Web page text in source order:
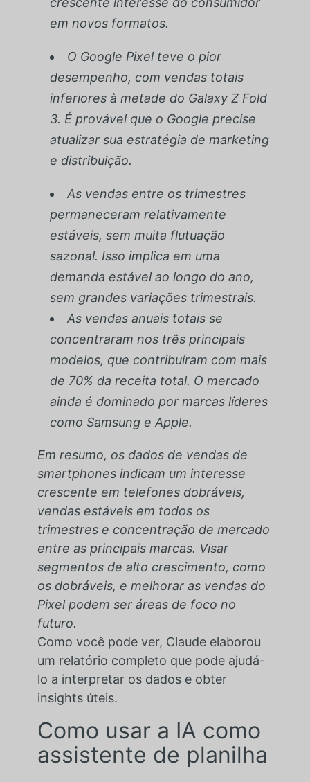
em novos formatos.
O Google Pixel teve o pior
desempenho, com vendas totais
inferiores à metade do Galaxy Z Fold
3. É provável que o Google precise
atualizar sua estratégia de marketing
e distribuição.
As vendas entre os trimestres
permaneceram relativamente
estáveis, sem muita flutuação
sazonal. Isso implica em uma
demanda estável ao longo do ano,
sem grandes variações trimestrais.
As vendas anuais totais se
concentraram nos três principais
modelos, que contribuíram com mais
de 70% da receita total. O mercado
ainda é dominado por marcas líderes
como Samsung e Apple.
Em resumo, os dados de vendas de
smartphones indicam um interesse
crescente em telefones dobráveis,
vendas estáveis em todos os
trimestres e concentração de mercado
entre as principais marcas. Visar
segmentos de alto crescimento, como
os dobráveis, e melhorar as vendas do
Pixel podem ser áreas de foco no
futuro.
Como você pode ver, Claude elaborou
um relatório completo que pode ajudá-
lo a interpretar os dados e obter
insights úteis.
Como usar a IA como
assistente de planilha